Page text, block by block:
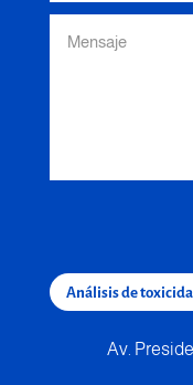
Análisis de
Av.